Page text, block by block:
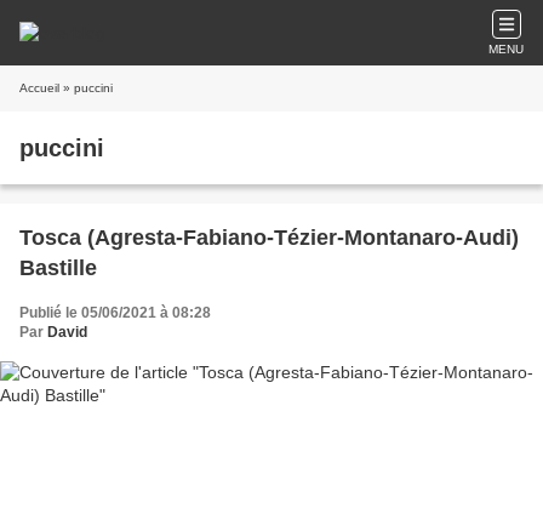
MENU
Accueil » puccini
puccini
Tosca (Agresta-Fabiano-Tézier-Montanaro-Audi)
Bastille
Publié le 05/06/2021 à 08:28
Par David